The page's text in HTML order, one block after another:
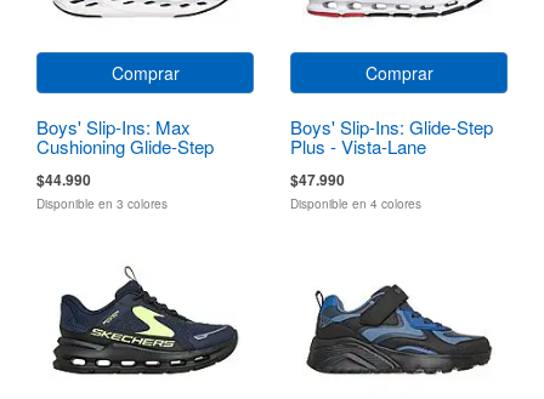
Comprar
Boys' Slip-Ins: Max
Cushioning Glide-Step
$44.990
Disponible en 3 colores
Comprar
Boys' Slip-Ins: Glide-Step
Plus - Vista-Lane
$47.990
Disponible en 4 colores